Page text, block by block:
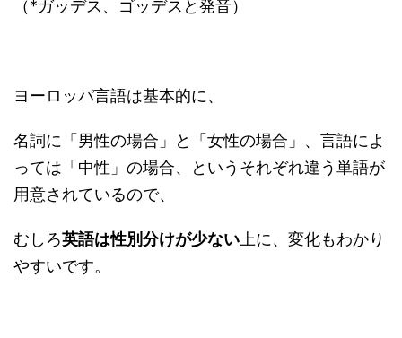
（*ガッデス、ゴッデスと発音）
ヨーロッパ言語は基本的に、
名詞に「男性の場合」と「女性の場合」、言語によ
っては「中性」の場合、というそれぞれ違う単語が
用意されているので、
むしろ英語は性別分けが少ない 上に、変化もわかり
やすいです。